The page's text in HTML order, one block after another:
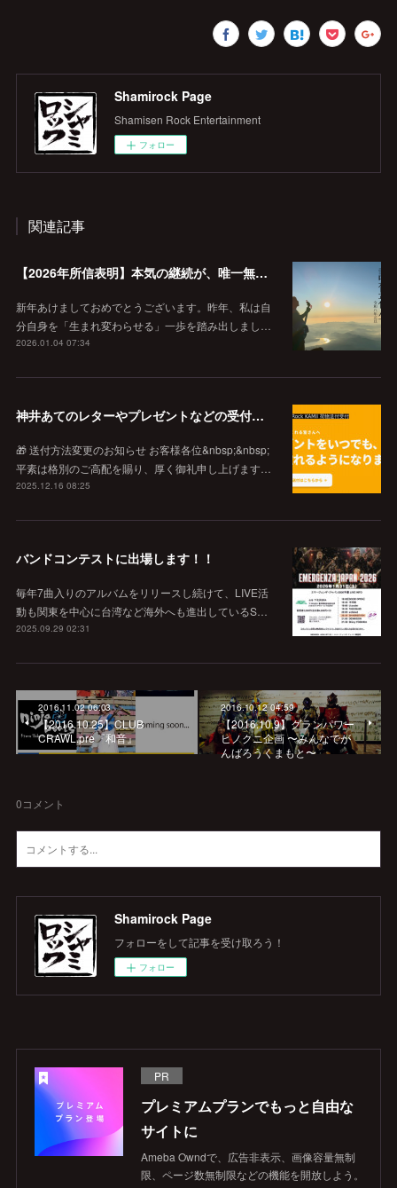
Shamirock Page
Shamisen Rock Entertainment
フォロー
関連記事
【2026年所信表明】本気の継続が、唯一無二の価値を作る。
新年あけましておめでとうございます。昨年、私は自
分自身を「生まれ変わらせる」一歩を踏み出しまし…
2026.01.04 07:34
神井あてのレターやプレゼントなどの受付窓口
🎁 送付方法変更のお知らせ お客様各位&nbsp;&nbsp;
平素は格別のご高配を賜り、厚く御礼申し上げます…
2025.12.16 08:25
バンドコンテストに出場します！！
毎年7曲入りのアルバムをリリースし続けて、LIVE活
動も関東を中心に台湾など海外へも進出しているS…
2025.09.29 02:31
2016.11.02 06:03
【2016.10.25】CLUB
CRAWL.pre『和音』
2016.10.12 04:59
【2016.10.9】グランパワー
ヒノクニ企画 〜みんなでが
んばろうくまもと〜
0コメント
Shamirock Page
フォローをして記事を受け取ろう！
フォロー
PR
プレミアムプランでもっと自由な
サイトに
Ameba Owndで、広告非表示、画像容量無制
限、ページ数無制限などの機能を開放しよう。